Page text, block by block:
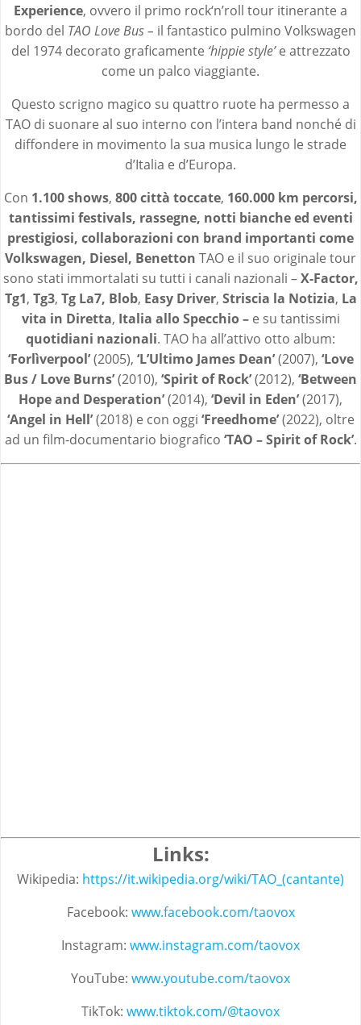
Experience, ovvero il primo rock‘n’roll tour itinerante a
bordo del TAO Love Bus – il fantastico pulmino Volkswagen
del 1974 decorato graficamente ‘hippie style’e attrezzato
come un palco viaggiante.
Questo scrigno magico su quattro ruote ha permesso a
TAO di suonare al suo interno con l’intera band nonché di
diffondere in movimento la sua musica lungo le strade
d’Italia e d’Europa.
Con 1.100 shows, 800 città toccate, 160.000 km percorsi,
tantissimi festivals, rassegne, notti bianche ed eventi
prestigiosi, collaborazioni con brand importanti come
Volkswagen, Diesel, Benetton TAO e il suo originale tour
sono stati immortalati su tutti i canali nazionali –X-Factor,
Tg1, Tg3, Tg La7, Blob, Easy Driver, Striscia la Notizia, La
vita in Diretta, Italia allo Specchio – e su tantissimi
quotidiani nazionali. TAO ha all’attivo otto album:
‘Forlìverpool’(2005), ‘L’Ultimo James Dean’(2007), ‘Love
Bus / Love Burns’(2010), ‘Spirit of Rock’(2012), ‘Between
Hope and Desperation’(2014), ‘Devil in Eden’(2017),
‘Angel in Hell’(2018) e con oggi ‘Freedhome’(2022), oltre
ad un film-documentario biografico ‘TAO – Spirit of Rock’.
Links:
Wikipedia: https://it.wikipedia.org/wiki/TAO_(cantante)
Facebook: www.facebook.com/taovox
Instagram: www.instagram.com/taovox
YouTube: www.youtube.com/taovox
TikTok: www.tiktok.com/@taovox